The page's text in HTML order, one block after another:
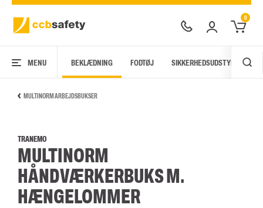
0
MENU BEKLÆDNING FODTØJ SIKKERHEDSUDSTYR
MULTINORM ARBEJDSBUKSER
TRANEMO
MULTINORM
HÅNDVÆRKERBUKS M.
HÆNGELOMMER